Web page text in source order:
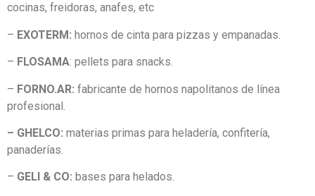
cocinas, freidoras, anafes, etc
– EXOTERM: hornos de cinta para pizzas y empanadas.
– FLOSAMA: pellets para snacks.
– FORNO.AR: fabricante de hornos napolitanos de línea
profesional.
– GHELCO: materias primas para heladería, confitería,
panaderías.
– GELI & CO: bases para helados.